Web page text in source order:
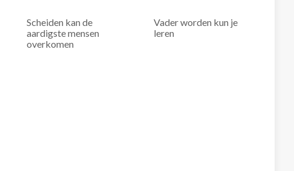
Scheiden kan de
aardigste mensen
overkomen
Vader worden kun je
leren